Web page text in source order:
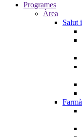
Programes
Àrea
Salut